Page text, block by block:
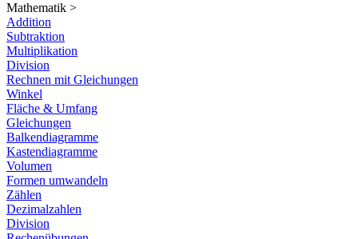
Mathematik >
Addition
Subtraktion
Multiplikation
Division
Rechnen mit Gleichungen
Winkel
Fläche & Umfang
Gleichungen
Balkendiagramme
Kastendiagramme
Volumen
Formen umwandeln
Zählen
Dezimalzahlen
Division